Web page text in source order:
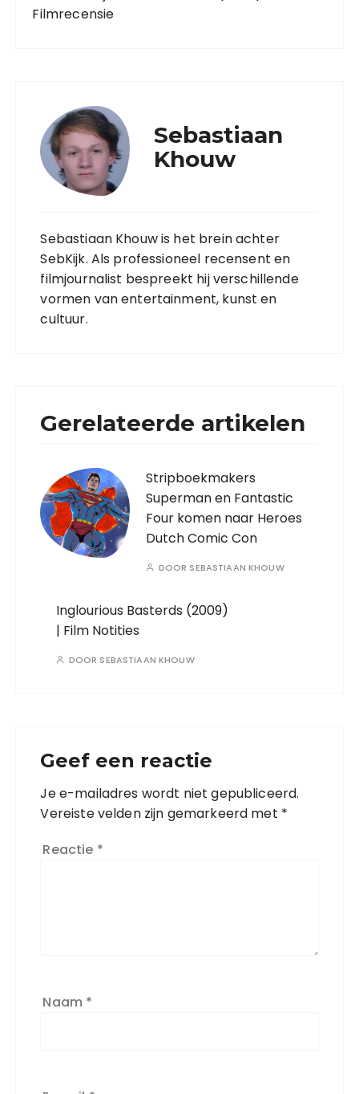
Filmrecensie
Sebastiaan
Khouw
Sebastiaan Khouw is het brein achter
SebKijk. Als professioneel recensent en
filmjournalist bespreekt hij verschillende
vormen van entertainment, kunst en
cultuur.
Gerelateerde artikelen
Stripboekmakers
Superman en Fantastic
Four komen naar Heroes
Dutch Comic Con
DOOR SEBASTIAAN KHOUW
Inglourious Basterds (2009)
| Film Notities
DOOR SEBASTIAAN KHOUW
Geef een reactie
Je e-mailadres wordt niet gepubliceerd.
Vereiste velden zijn gemarkeerd met *
Reactie *
Naam *